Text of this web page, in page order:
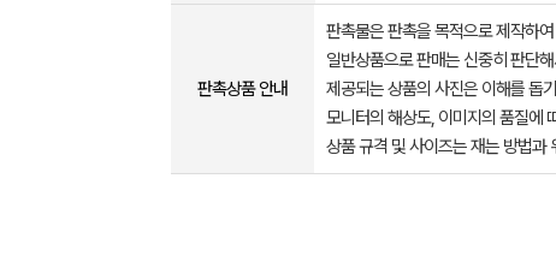
판촉상품 안내
판촉물은 판촉을 목적으로 제작하
일반상품으로 판매는 신중히 판단
제공되는 상품의 사진은 이해를 돕
모니터의 해상도, 이미지의 품질에
상품 규격 및 사이즈는 재는 방법과